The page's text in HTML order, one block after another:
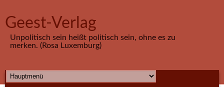
Geest-Verlag
Unpolitisch sein heißt politisch sein, ohne es zu
merken. (Rosa Luxemburg)
HAUPTMENÜ